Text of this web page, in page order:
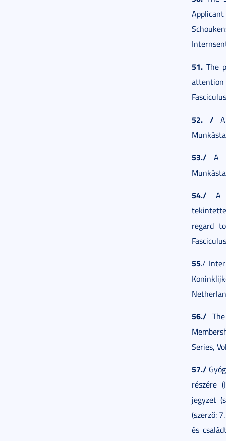
51. The
attention
52. /
53./ A
54./ A
regard
55./
56./
Series,
57./
részére
jegyzet
(szerző:
és